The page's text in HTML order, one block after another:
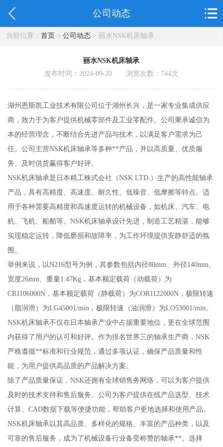
公司动态
当前位置： 首页> 公司动态> 丽水NSK机床轴承
丽水NSK机床轴承
发布时间：2024-09-20 浏览次数： 744次
湖州恩斯凯工业技术有限公司位于湖州长兴，是一家专业集成供应
商，致力于为客户提供机械零部件及工业零配件。公司秉承诚信为
本的经营理念，不断结合先进产品与技术，以满足客户需求为己
任。公司主营NSK机床轴承等多种**产品，并以高质量、优质服
务、及时供货赢得客户好评。
NSK机床轴承是日本精工株式会社（NSK LTD.）生产的高性能轴承
产品，具有高精度、高速度、耐久性、低噪音、低摩擦等特点。适
用于各种需要高精度和高速度运转的机械设备，如机床、汽车、电
机、飞机、船舶等。NSK机床轴承设计先进，制造工艺精湛，能够
实现稳定运转，降低磨损和故障率，为工作环境提供安静舒适的氛
围。
举例来说，以N216型号为例，其参数包括内径80mm、外径140mm、
宽度26mm、重量1.47Kg，基本额定载荷（动载荷）为
CR1106000N，基本额定载荷（静载荷）为COR1122000N，极限转速
（脂润滑）为LG45001/min，极限转速（油润滑）为LO53001/min。
NSK机床轴承不仅在日本轴承产业中占据重要地位，更在全球范围
内获得了用户的认可和好评。作为排名世界三的轴承生产商，NSK
严格遵循**标准和行业规范，通过多项认证，确保产品质量和性
能，为用户提供高品质的产品解决方案。
除了产品质量保证，NSK还拥有全球销售务网络，可以为客户提供
及时的技术支持和售后服务。公司为客户提供在线产品选型、技术
计算、CAD数据下载等便捷功能，帮助客户更地选择和使用产品。
NSK机床轴承以其高品质、多样化的规格、丰富的产品种类，以及
可靠的售后服务，成为了机械设备行业备受称赞的轴承**。选择